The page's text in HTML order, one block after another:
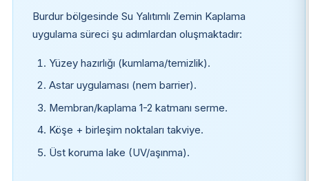
Burdur bölgesinde Su Yalıtımlı Zemin Kaplama
uygulama süreci şu adımlardan oluşmaktadır:
Yüzey hazırlığı (kumlama/temizlik).
Astar uygulaması (nem barrier).
Membran/kaplama 1-2 katmanı serme.
Köşe + birleşim noktaları takviye.
Üst koruma lake (UV/aşınma).